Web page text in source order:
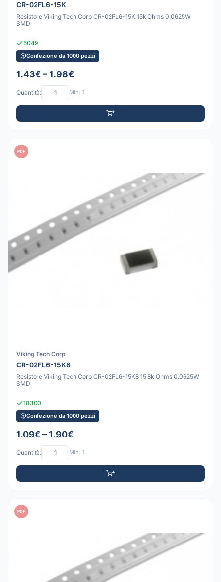
CR-02FL6-15K
Resistore Viking Tech Corp CR-02FL6-15K 15k Ohms 0.0625W
SMD
5049
Confezione da 1000 pezzi
1.43€ – 1.98€
Quantità: Min: 1
PDF
Viking Tech Corp
CR-02FL6-15K8
Resistore Viking Tech Corp CR-02FL6-15K8 15.8k Ohms 0.0625W
SMD
18300
Confezione da 1000 pezzi
1.09€ – 1.90€
Quantità: Min: 1
PDF